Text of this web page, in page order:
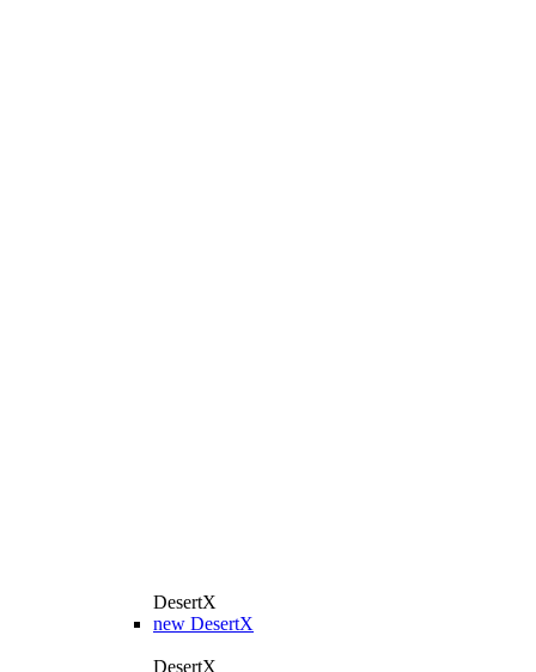
DesertX
new DesertX
DesertX